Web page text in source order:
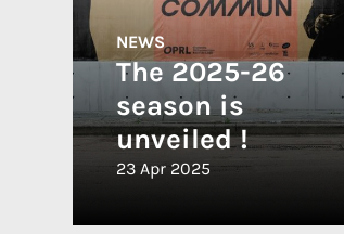
NEWS
The 2025-26
season is
unveiled !
23 Apr 2025